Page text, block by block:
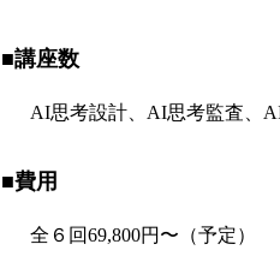
■講座数
AI思考設計、AI思考監査、AI
■費用
全６回69,800円〜（予定）